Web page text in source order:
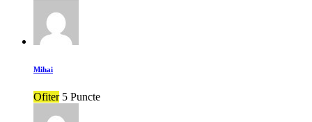
Mihai
Ofiter 5 Puncte